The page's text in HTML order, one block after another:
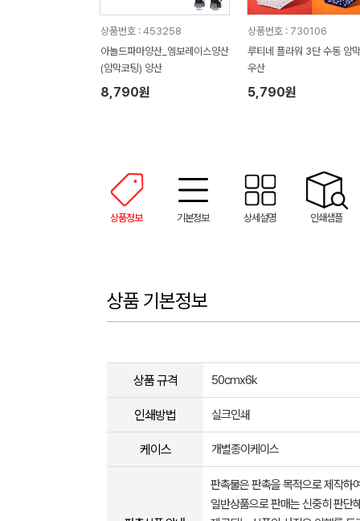
상품번호 : 453258
아놀드파마양산_엠보레이스양산
(암막코팅) 양산
8,790원
상품번호 : 730106
루티네 플라워 3단 수동 암
우산
5,790원
상품정보 기본정보 상세설명 인쇄샘플
상품 기본정보
상품 규격 50cmx6k
인쇄방법 실크인쇄
케이스 개별종이케이스
판촉물은 판촉을 목적으로 제작하
일반상품으로 판매는 신중히 판단